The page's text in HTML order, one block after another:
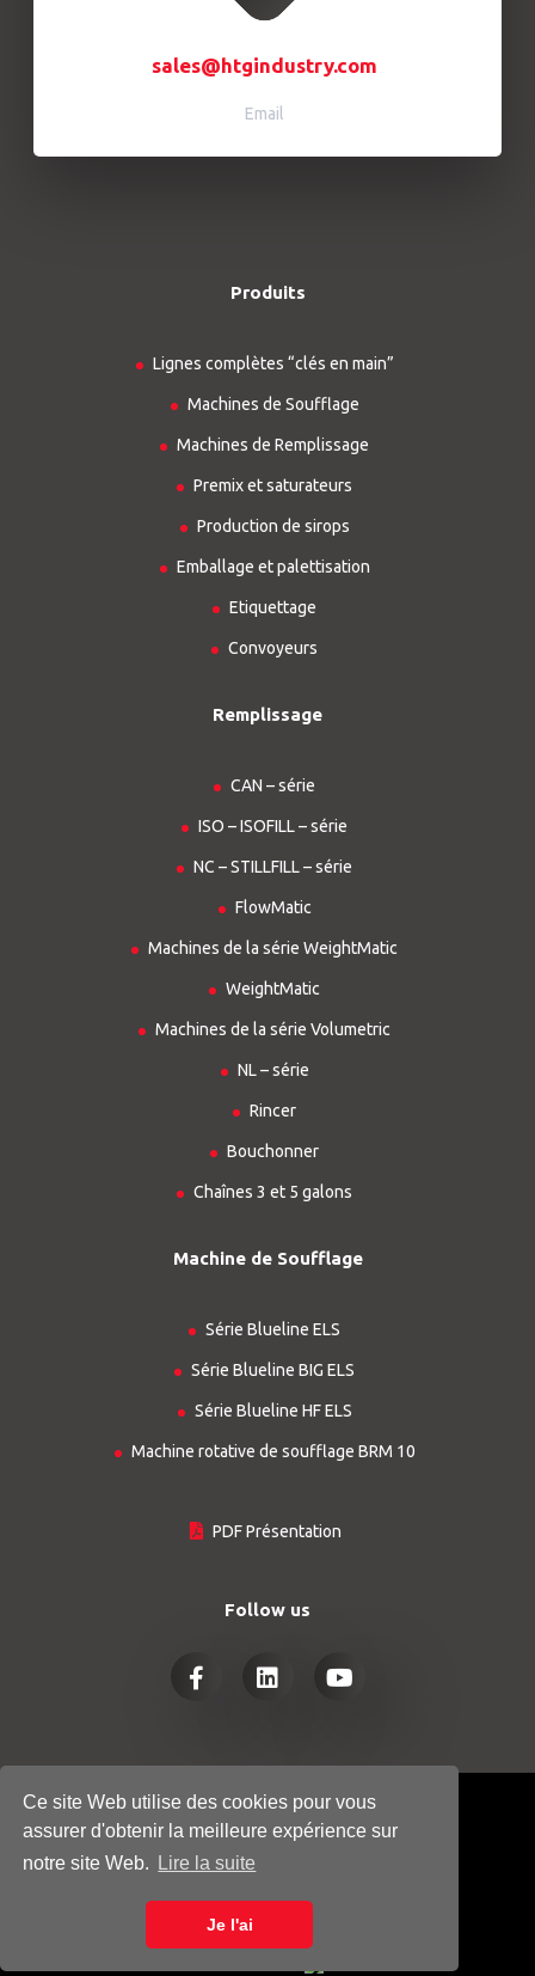
Ce site Web utilise des cookies pour vous
assurer d'obtenir la meilleure expérience sur
notre site Web.
Lire la suite
Je l'ai
sales@htgindustry.com
Email
Produits
Lignes complètes “clés en main”
Machines de Soufflage
Machines de Remplissage
Premix et saturateurs
Production de sirops
Emballage et palettisation
Etiquettage
Convoyeurs
Remplissage
CAN – série
ISO – ISOFILL – série
NC – STILLFILL – série
FlowMatic
Machines de la série WeightMatic
WeightMatic
Machines de la série Volumetric
NL – série
Rincer
Bouchonner
Chaînes 3 et 5 galons
Machine de Soufflage
Série Blueline ELS
Série Blueline BIG ELS
Série Blueline HF ELS
Machine rotative de soufflage BRM 10
PDF Présentation
Follow us
© COPYRIGHT 2026HTGINDUSTRY.COM
- ALL RIGHTS RESERVED
POLITIQUE DE CONFIDENTIALITÉ
COOKIE POLICY